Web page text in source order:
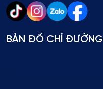
BẢN ĐỒ CHỈ ĐƯỜNG